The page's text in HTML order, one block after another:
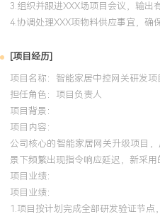
3.组织并跟进XXX场项目会议，输出
4.协调处理XXX项物料供应事宜，确
[项目经历]
项目名称：智能家居中控网关研发项
担任角色： 项目负责人
项目背景：
项目内容：
公司核心的智能家居网关升级项目
景下频繁出现指令响应延迟，新采
项目业绩：
项目业绩：
1.项目按计划完成全部研发验证节